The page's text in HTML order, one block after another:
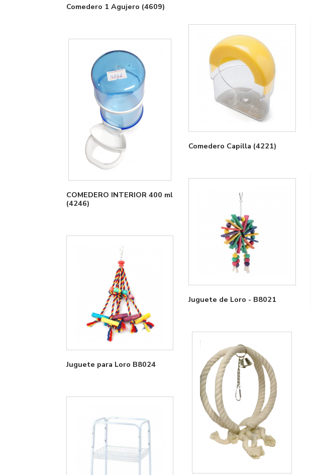
Comedero 1 Agujero (4609)
Comedero Capilla (4221)
COMEDERO INTERIOR 400 ml
(4246)
Juguete de Loro - B8021
Juguete para Loro B8024